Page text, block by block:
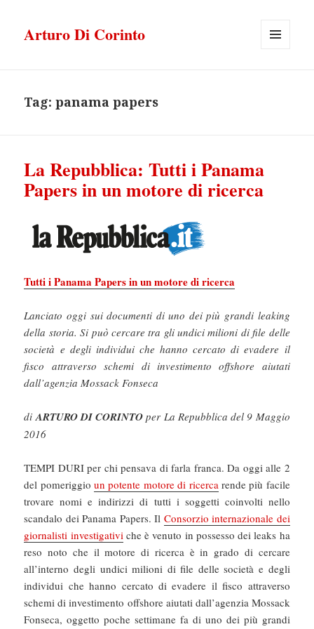
Arturo Di Corinto
Tag:panama papers
La Repubblica: Tutti i Panama
Papers in un motore di ricerca
Tutti i Panama Papers in un motore di ricerca
Lanciato oggi sui documenti di uno dei più grandi leaking
della storia. Si può cercare tra gli undici milioni di file delle
società e degli individui che hanno cercato di evadere il
fisco attraverso schemi di investimento offshore aiutati
dall’agenzia Mossack Fonseca
diARTURO DI CORINTO per La Repubblica del 9 Maggio
2016
TEMPI DURI per chi pensava di farla franca. Da oggi alle 2
del pomeriggioun potente motore di ricercarende più facile
trovare nomi e indirizzi di tutti i soggetti coinvolti nello
scandalo dei Panama Papers. Il Consorzio internazionale dei
giornalisti investigativiche è venuto in possesso dei leaks ha
reso noto che il motore di ricerca è in grado di cercare
all’interno degli undici milioni di file delle società e degli
individui che hanno cercato di evadere il fisco attraverso
schemi di investimento offshore aiutati dall’agenzia Mossack
Fonseca, oggetto poche settimane fa di uno dei più grandi